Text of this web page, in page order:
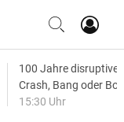
100 Jahre disruptive
Crash, Bang oder
15:30 Uhr